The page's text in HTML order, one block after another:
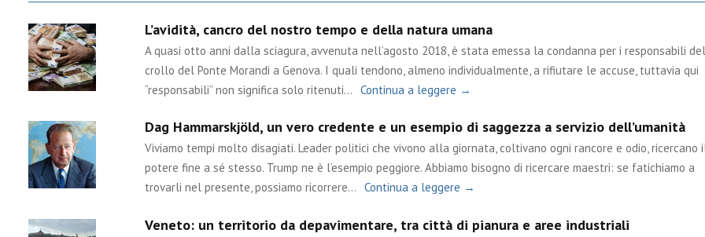
L’avidità, cancro del nostro tempo e della natura umana
A quasi otto anni dalla sciagura, avvenuta nell’agosto 2018, è stata emessa la condanna per i responsabili del
crollo del Ponte Morandi a Genova. I quali tendono, almeno individualmente, a rifiutare le accuse, tuttavia qui
“responsabili” non significa solo ritenuti… Continua a leggere →
Dag Hammarskjöld, un vero credente e un esempio di saggezza a servizio dell’umanità
Viviamo tempi molto disagiati. Leader politici che vivono alla giornata, coltivano ogni rancore e odio, ricercano
potere fine a sé stesso. Trump ne è l’esempio peggiore. Abbiamo bisogno di ricercare maestri: se fatichiamo a
trovarli nel presente, possiamo ricorrere… Continua a leggere →
Veneto: un territorio da depavimentare, tra città di pianura e aree industriali